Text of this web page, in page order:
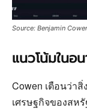
Source: Benjamin
แนวโน้มในอ
Cowen เตือนว่า
เศรษฐกิจของสห